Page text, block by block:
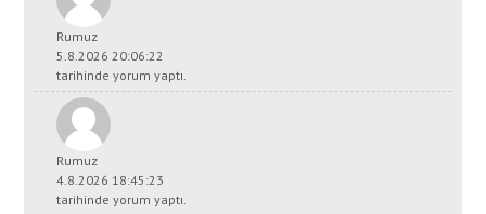
Rumuz
5.8.2026 20:06:22
tarihinde yorum yaptı.
Rumuz
4.8.2026 18:45:23
tarihinde yorum yaptı.